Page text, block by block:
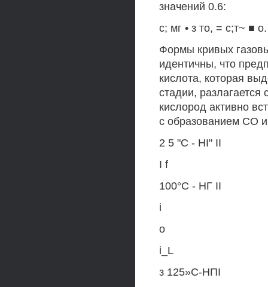
значений 0.6:
с; мг • з то, = с;т~ ■
Формы кривых
идентичны, что
кислота, которая
стадии,
кислород активно
с образованием СО
2 5 "С - НІ" II
І f
100°С - НГ II
і
о
і_L
з 125»С-НПІ